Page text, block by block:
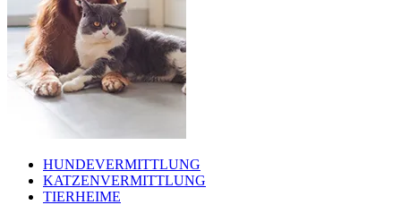
HUNDEVERMITTLUNG
KATZENVERMITTLUNG
TIERHEIME